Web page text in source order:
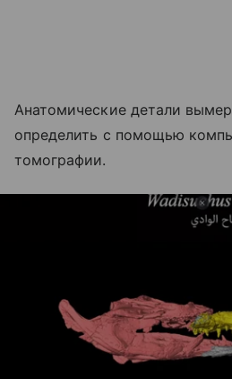
Анатомические детали
определить с помощью
томографии.